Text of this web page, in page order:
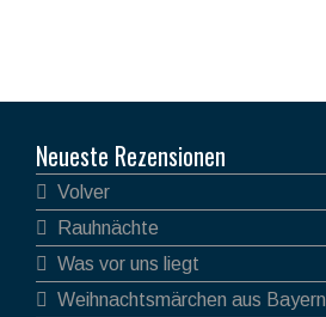
Neueste Rezensionen
Volver
Rauhnächte
Was vor uns liegt
Weihnachtsmärchen aus Bayern